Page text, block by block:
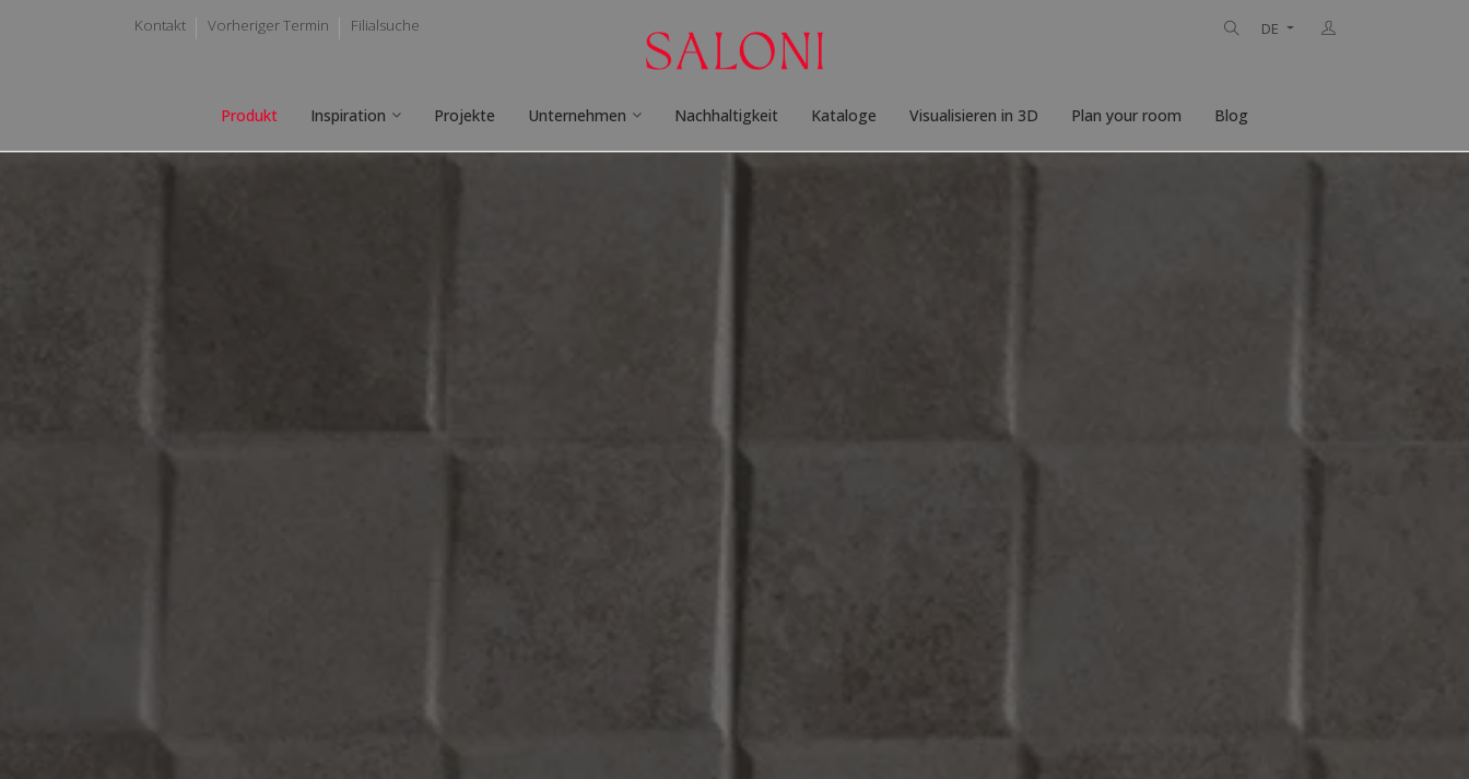
Kontakt Vorheriger Termin Filialsuche DE
Produkt Inspiration Projekte Unternehmen Nachhaltigkeit Kataloge Visualisieren in 3D Plan your room Blog